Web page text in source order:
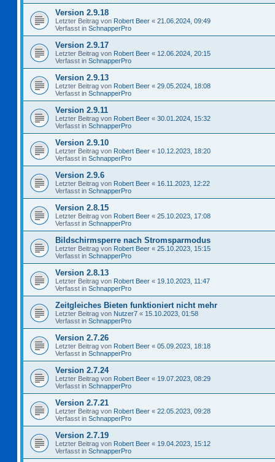
Version 2.9.18
Letzter Beitrag von Robert Beer « 21.06.2024, 09:49
Verfasst in SchnapperPro
Version 2.9.17
Letzter Beitrag von Robert Beer « 12.06.2024, 20:15
Verfasst in SchnapperPro
Version 2.9.13
Letzter Beitrag von Robert Beer « 29.05.2024, 18:08
Verfasst in SchnapperPro
Version 2.9.11
Letzter Beitrag von Robert Beer « 30.01.2024, 15:32
Verfasst in SchnapperPro
Version 2.9.10
Letzter Beitrag von Robert Beer « 10.12.2023, 18:20
Verfasst in SchnapperPro
Version 2.9.6
Letzter Beitrag von Robert Beer « 16.11.2023, 12:22
Verfasst in SchnapperPro
Version 2.8.15
Letzter Beitrag von Robert Beer « 25.10.2023, 17:08
Verfasst in SchnapperPro
Bildschirmsperre nach Stromsparmodus
Letzter Beitrag von Robert Beer « 25.10.2023, 15:15
Verfasst in SchnapperPro
Version 2.8.13
Letzter Beitrag von Robert Beer « 19.10.2023, 11:47
Verfasst in SchnapperPro
Zeitgleiches Bieten funktioniert nicht mehr
Letzter Beitrag von Nutzer7 « 15.10.2023, 01:58
Verfasst in SchnapperPro
Version 2.7.26
Letzter Beitrag von Robert Beer « 05.09.2023, 18:18
Verfasst in SchnapperPro
Version 2.7.24
Letzter Beitrag von Robert Beer « 19.07.2023, 08:29
Verfasst in SchnapperPro
Version 2.7.21
Letzter Beitrag von Robert Beer « 22.05.2023, 09:28
Verfasst in SchnapperPro
Version 2.7.19
Letzter Beitrag von Robert Beer « 19.04.2023, 15:12
Verfasst in SchnapperPro